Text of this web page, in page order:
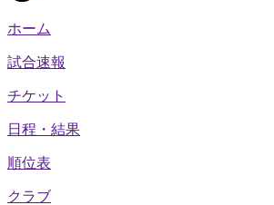
ホーム
試合速報
チケット
日程・結果
順位表
クラブ